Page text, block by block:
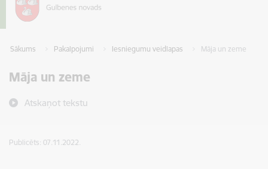
Sākums Pakalpojumi Iesniegumu veidlapas Māja un zeme
Māja un zeme
Atskaņot tekstu
Publicēts: 07.11.2022.